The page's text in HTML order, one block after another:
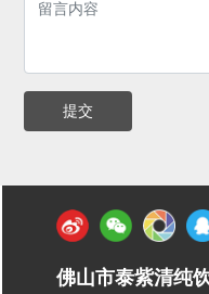
提交
佛山市泰紫清纯